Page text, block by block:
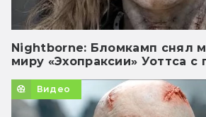
Nightborne: Бломкамп снял
миру «Эхопраксии» Уоттса
Видео